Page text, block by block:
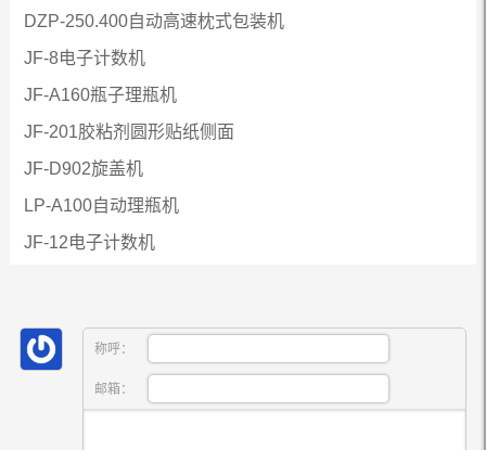
DZP-250.400自动高速枕式包装机
JF-8电子计数机
JF-A160瓶子理瓶机
JF-201胶粘剂圆形贴纸侧面
JF-D902旋盖机
LP-A100自动理瓶机
JF-12电子计数机
称呼：
邮箱：